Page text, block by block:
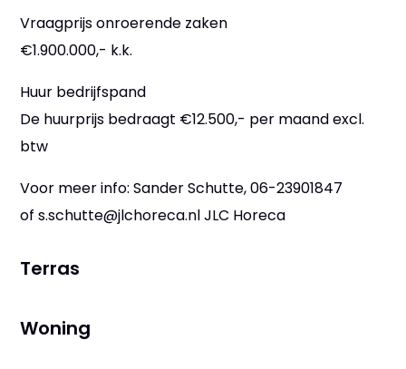
Vraagprijs onroerende zaken
€1.900.000,- k.k.
Huur bedrijfspand
De huurprijs bedraagt €12.500,- per maand excl.
btw
Voor meer info: Sander Schutte, 06-23901847
of s.schutte@jlchoreca.nl JLC Horeca
Terras
Woning